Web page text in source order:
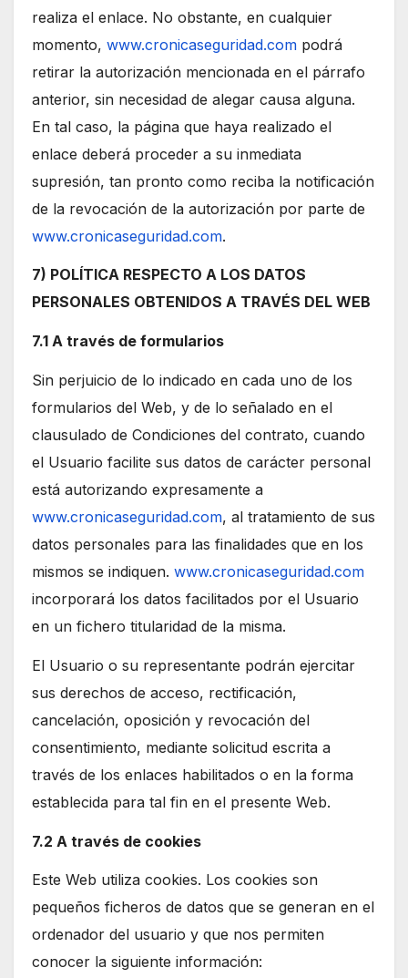
realiza el enlace. No obstante, en cualquier
momento, www.cronicaseguridad.com podrá
retirar la autorización mencionada en el párrafo
anterior, sin necesidad de alegar causa alguna.
En tal caso, la página que haya realizado el
enlace deberá proceder a su inmediata
supresión, tan pronto como reciba la notificación
de la revocación de la autorización por parte de
www.cronicaseguridad.com.
7) POLÍTICA RESPECTO A LOS DATOS
PERSONALES OBTENIDOS A TRAVÉS DEL WEB
7.1 A través de formularios
Sin perjuicio de lo indicado en cada uno de los
formularios del Web, y de lo señalado en el
clausulado de Condiciones del contrato, cuando
el Usuario facilite sus datos de carácter personal
está autorizando expresamente a
www.cronicaseguridad.com, al tratamiento de sus
datos personales para las finalidades que en los
mismos se indiquen. www.cronicaseguridad.com
incorporará los datos facilitados por el Usuario
en un fichero titularidad de la misma.
El Usuario o su representante podrán ejercitar
sus derechos de acceso, rectificación,
cancelación, oposición y revocación del
consentimiento, mediante solicitud escrita a
través de los enlaces habilitados o en la forma
establecida para tal fin en el presente Web.
7.2 A través de cookies
Este Web utiliza cookies. Los cookies son
pequeños ficheros de datos que se generan en el
ordenador del usuario y que nos permiten
conocer la siguiente información: